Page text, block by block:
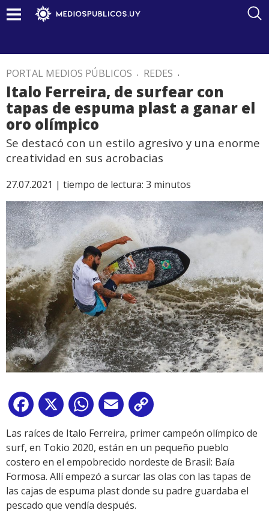
PORTAL MEDIOS PÚBLICOS . REDES .
Italo Ferreira, de surfear con
tapas de espuma plast a ganar el
oro olímpico
Se destacó con un estilo agresivo y una enorme
creatividad en sus acrobacias
27.07.2021 | tiempo de lectura: 3 minutos
Facebook
X WhatsApp
Email
Link
Las raíces de Italo Ferreira, primer campeón olímpico de
surf, en Tokio 2020, están en un pequeño pueblo
costero en el empobrecido nordeste de Brasil: Baía
Formosa. Allí empezó a surcar las olas con las tapas de
las cajas de espuma plast donde su padre guardaba el
pescado que vendía después.